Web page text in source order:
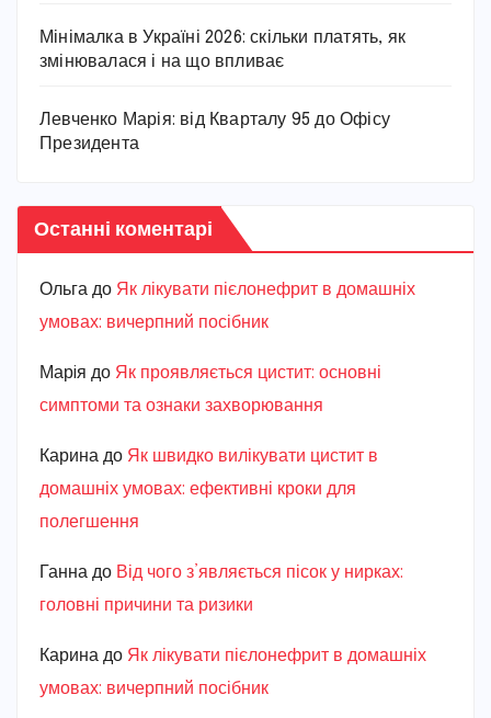
Мінімалка в Україні 2026: скільки платять, як
змінювалася і на що впливає
Левченко Марія: від Кварталу 95 до Офісу
Президента
Останні коментарі
Ольга до Як лікувати пієлонефрит в домашніх
умовах: вичерпний посібник
Марiя до Як проявляється цистит: основні
симптоми та ознаки захворювання
Карина до Як швидко вилікувати цистит в
домашніх умовах: ефективні кроки для
полегшення
Ганна до Від чого з’являється пісок у нирках:
головні причини та ризики
Карина до Як лікувати пієлонефрит в домашніх
умовах: вичерпний посібник